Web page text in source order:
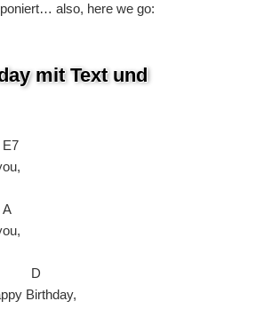
also, here we go:
mit Text und
D
Birthday,